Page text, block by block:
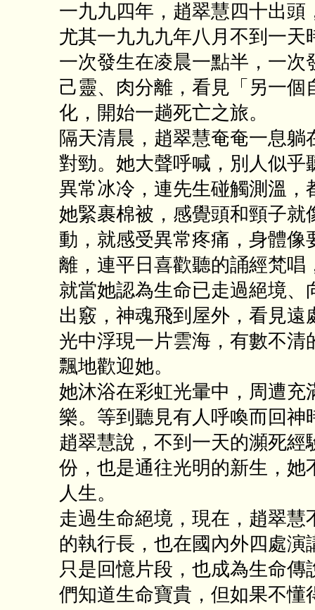
一九九四年，趙翠慧四十出
尤其一九九九年八月不到一
一次發生在凌晨一點半，一
己靈、肉分離，看見「另一
化，開始一趟死亡之旅。
隔天清晨，趙翠慧奄奄一息
對勁。她大聲呼喊，別人似
異常冰冷，連先生碰觸測溫
她緊裹棉被，感覺頭和頸子
動，就感受異常疼痛，身體
離，連平日喜歡聽的誦經梵
就當她認為生命已走過絕境
出竅，神魂飛到屋外，看見
光中浮現一片雲海，有數不
飄地歡迎她。
她沐浴在彩虹光暈中，周遭
樂。等到聽見有人呼喚而回神
趙翠慧說，不到一天的瀕死
份，也是通往光明的新生，
人生。
走過生命絕境，現在，趙翠
的執行長，也在國內外四處
只是回憶片段，也成為生命
們知道生命寶貴，但如果不